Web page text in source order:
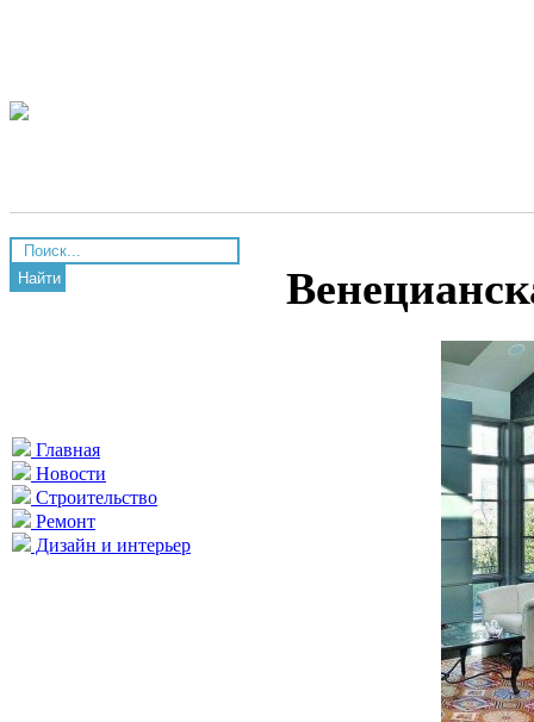
Найти
Главная
Новости
Строительство
Ремонт
Дизайн и интерьер